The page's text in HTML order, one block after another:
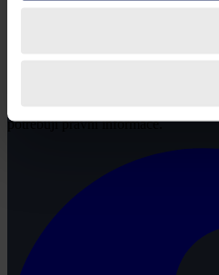
Právní portál, jehož cílovou
potřebují právní informace.